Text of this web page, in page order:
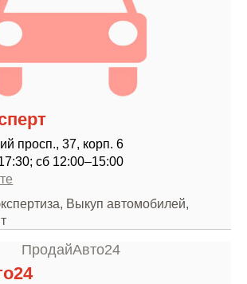
просп., 37, корп. 6
сб 12:00–15:00
Выкуп автомобилей,